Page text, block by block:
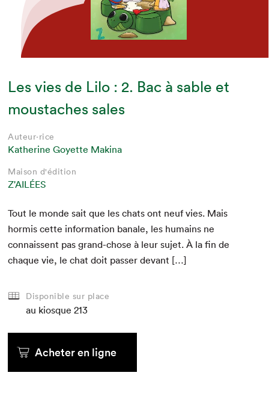
Les vies de Lilo : 2. Bac à sable et
moustaches sales
Auteur·rice
Katherine Goyette Makina
Maison d'édition
Z'AILÉES
Tout le monde sait que les chats ont neuf vies. Mais
hormis cette infor­ma­tion banale, les humains ne
con­nais­sent pas grand-chose à leur sujet. À la fin de
chaque vie, le chat doit pass­er devant […]
Disponible sur place
au kiosque 213
Acheter en ligne